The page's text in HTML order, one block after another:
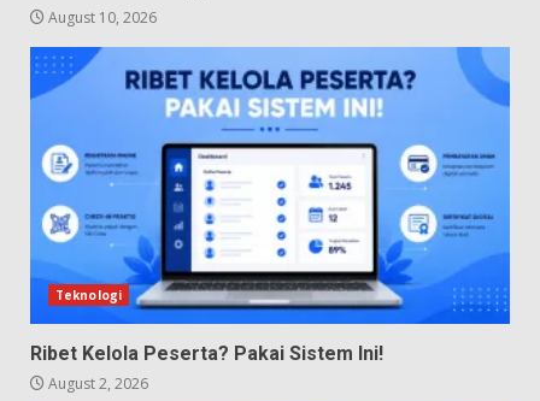
August 10, 2026
Teknologi
Ribet Kelola Peserta? Pakai Sistem Ini!
August 2, 2026